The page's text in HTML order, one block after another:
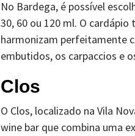
No Bardega, é possível
30, 60 ou 120 ml. O
harmonizam perfeitamente
embutidos, os carpaccios e
Clos
O Clos, localizado na Vila
wine bar que combina uma